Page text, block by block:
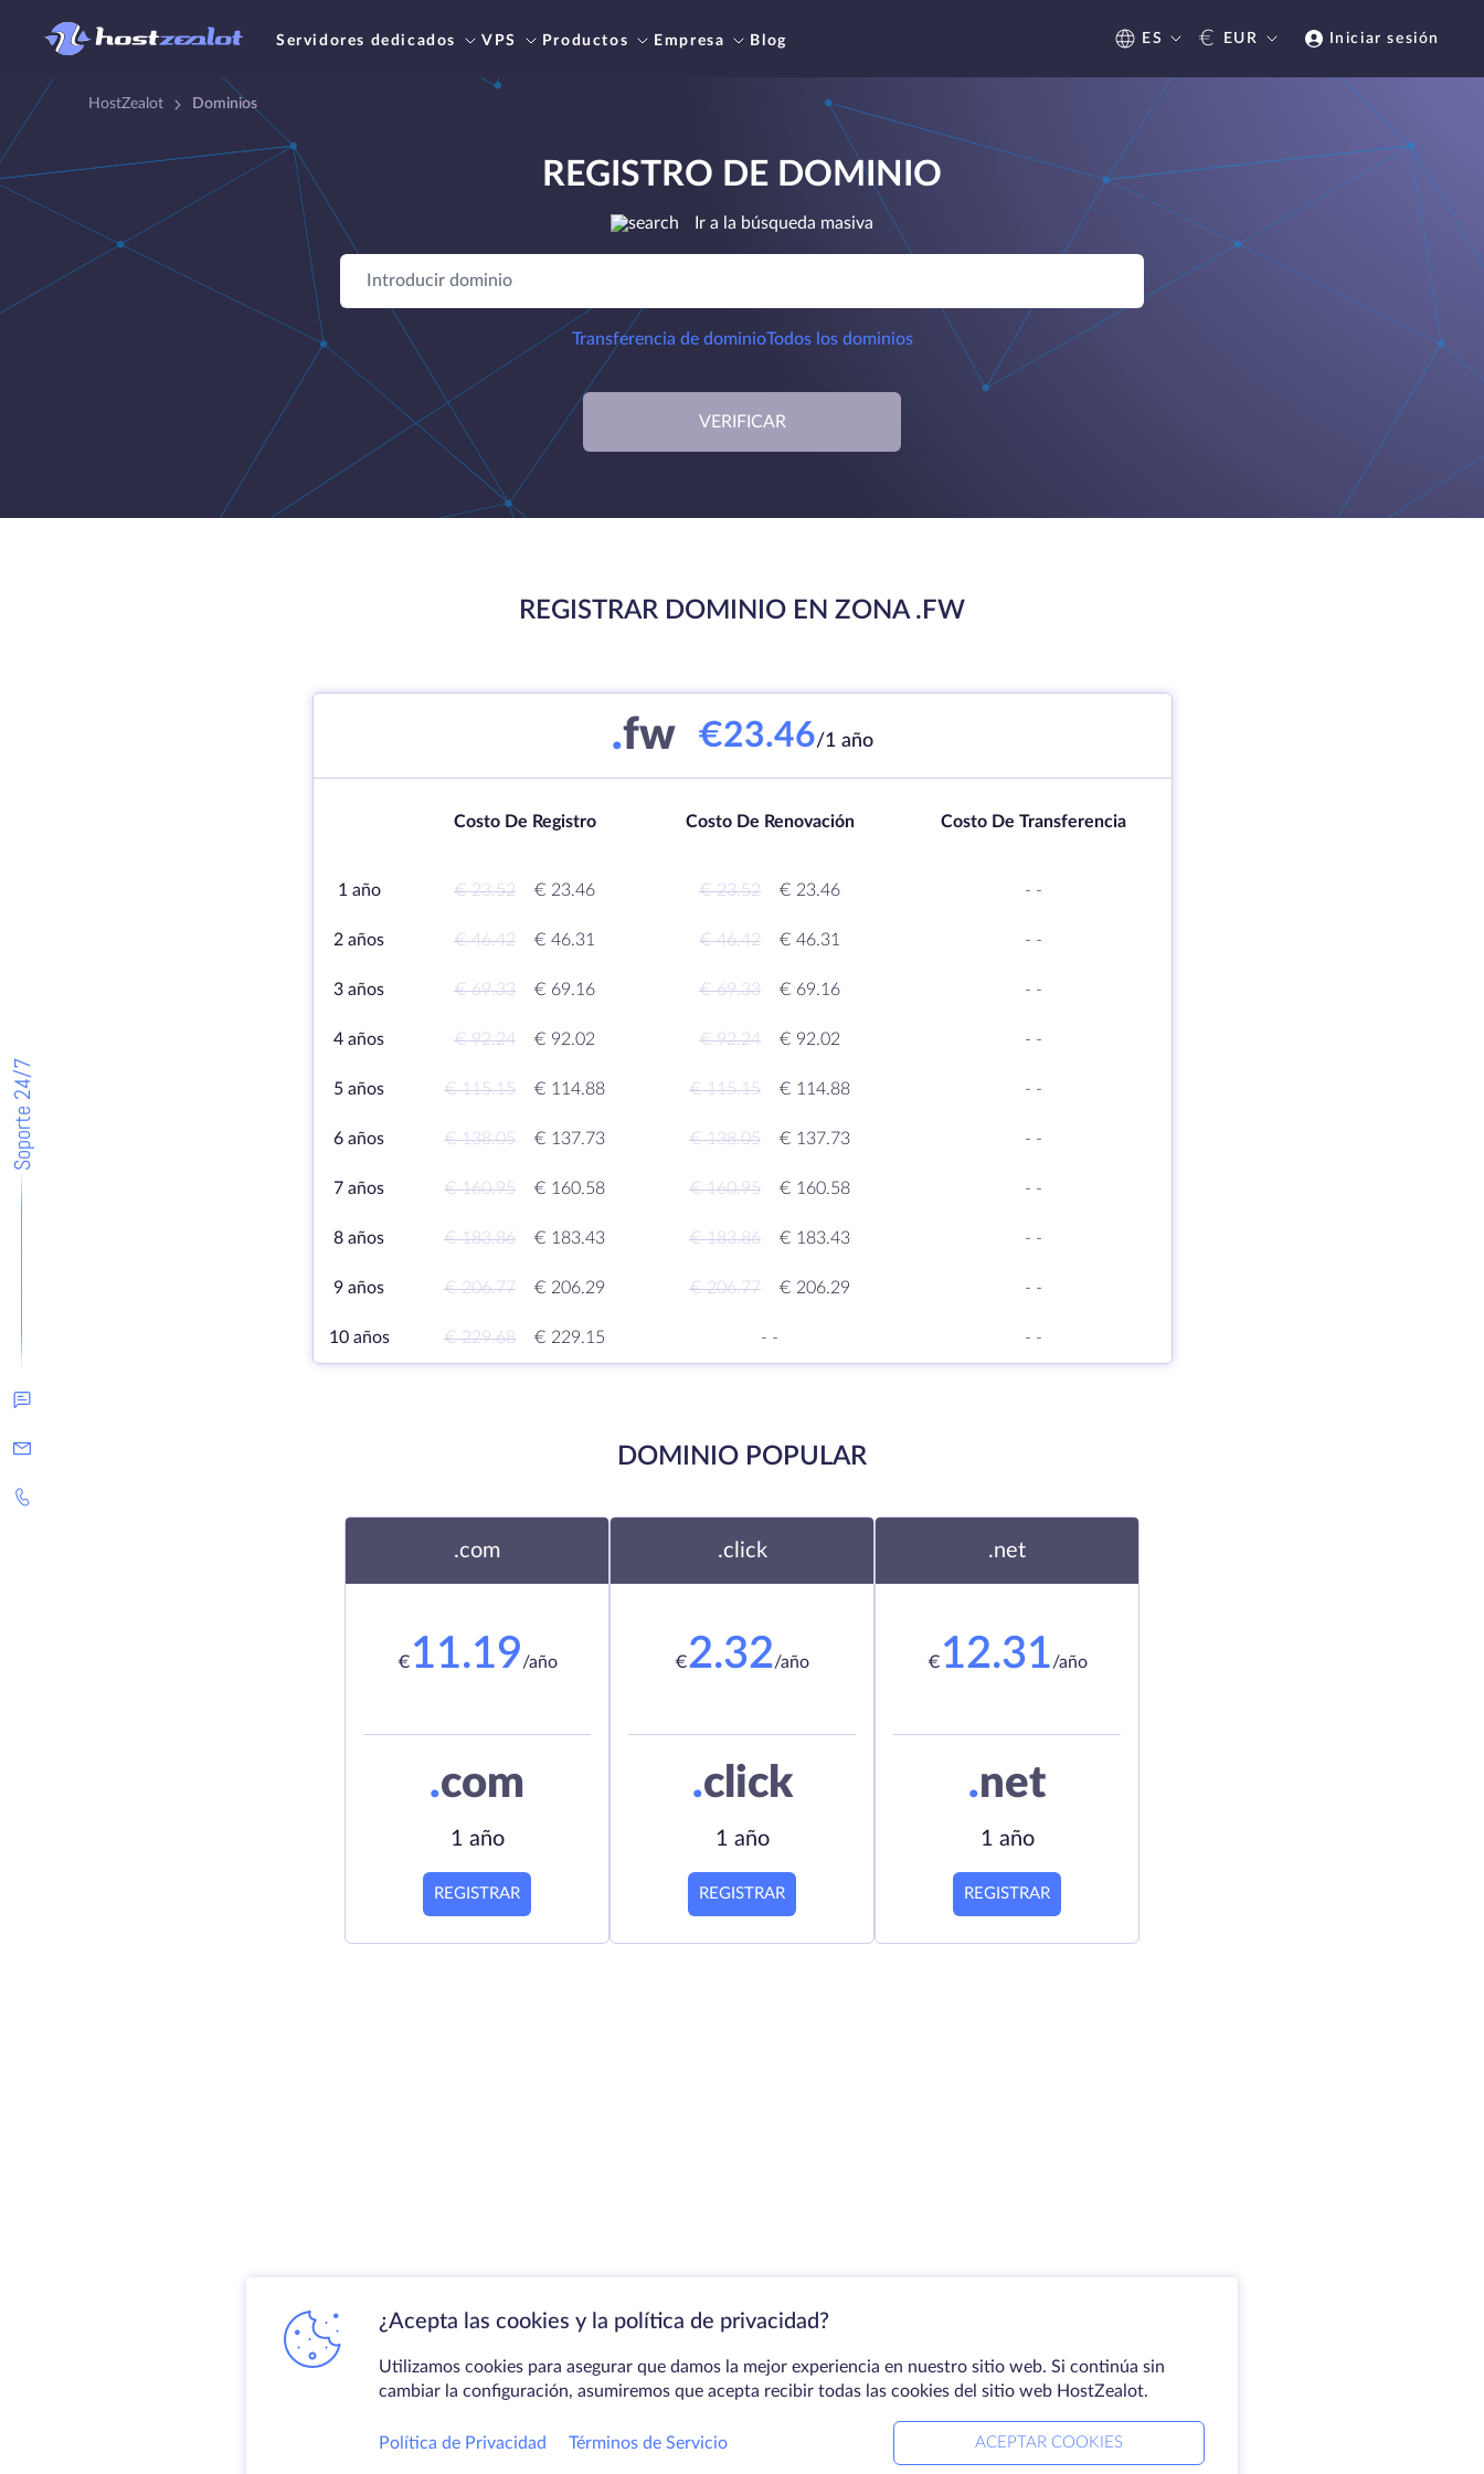
Servidores dedicados VPS Productos Empresa Blog ES € EUR Iniciar sesión
Soporte 24/7
HostZealot Dominios
REGISTRO DE DOMINIO
Ir a la búsqueda masiva
Transferencia de dominioTodos los dominios
VERIFICAR
REGISTRAR DOMINIO EN ZONA .FW
.fw €23.46/1 año
Costo De Registro Costo De Renovación Costo De Transferencia
1 año € 23.52 € 23.46 € 23.52 € 23.46 - -
2 años € 46.42 € 46.31 € 46.42 € 46.31 - -
3 años € 69.33 € 69.16 € 69.33 € 69.16 - -
4 años € 92.24 € 92.02 € 92.24 € 92.02 - -
5 años € 115.15 € 114.88 € 115.15 € 114.88 - -
6 años € 138.05 € 137.73 € 138.05 € 137.73 - -
7 años € 160.95 € 160.58 € 160.95 € 160.58 - -
8 años € 183.86 € 183.43 € 183.86 € 183.43 - -
9 años € 206.77 € 206.29 € 206.77 € 206.29 - -
10 años € 229.68 € 229.15 - - - -
DOMINIO POPULAR
.com
€ 11.19/año
.com
1 año
REGISTRAR
.click
€2.32/año
.click
1 año
REGISTRAR
.net
€ 12.31/año
.net
1 año
REGISTRAR
¿Acepta las cookies y la política de privacidad?
Utilizamos cookies para asegurar que damos la mejor experiencia en nuestro sitio web. Si continúa sin
cambiar la configuración, asumiremos que acepta recibir todas las cookies del sitio web HostZealot.
Política de Privacidad Términos de Servicio ACEPTAR COOKIES